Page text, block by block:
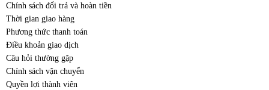
Chính sách đổi trả và hoàn tiền
Thời gian giao hàng
Phương thức thanh toán
Điều khoản giao dịch
Câu hỏi thường gặp
Chính sách vận chuyển
Quyền lợi thành viên